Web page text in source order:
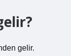
gelir.